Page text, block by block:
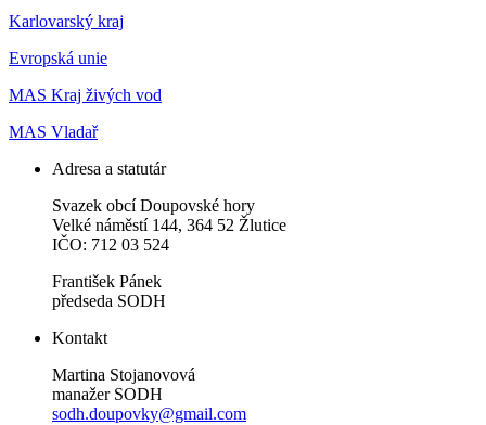
Karlovarský kraj
Evropská unie
MAS Kraj živých vod
MAS Vladař
Adresa a statutár
Svazek obcí Doupovské hory
Velké náměstí 144, 364 52 Žlutice
IČO: 712 03 524
František Pánek
předseda SODH
Kontakt
Martina Stojanovová
manažer SODH
sodh.doupovky@gmail.com